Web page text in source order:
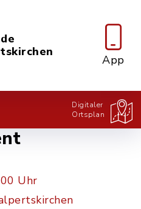
App
Digitaler
Ortsplan
Uhr